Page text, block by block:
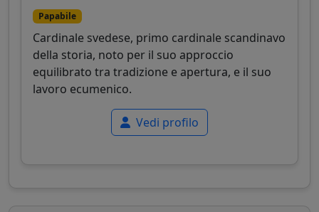
Papabile
Cardinale svedese, primo cardinale scandinavo
della storia, noto per il suo approccio
equilibrato tra tradizione e apertura, e il suo
lavoro ecumenico.
Vedi profilo